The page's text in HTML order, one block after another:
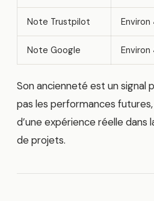
Note Trustpilot
Note Google Environ
Son ancienneté est un signal
pas les performances
d’une expérience réelle dans
de projets.